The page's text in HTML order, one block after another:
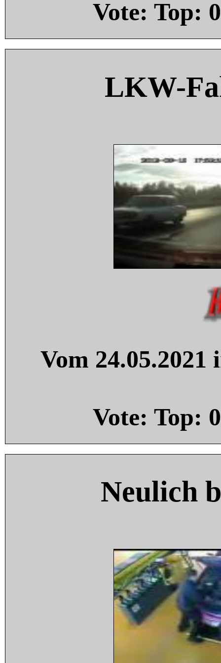
Vote: Top: 0
LKW-
Vom
Vote: Top: 0
Neulich